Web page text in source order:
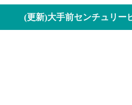
(更新)大手前センチュリー